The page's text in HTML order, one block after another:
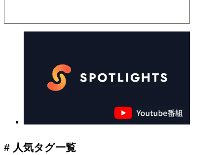
# 人気タグ一覧